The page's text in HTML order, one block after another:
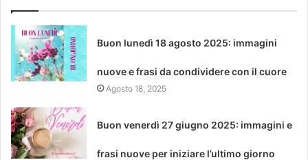
Buon lunedì 18 agosto 2025: immagini
nuove e frasi da condividere con il cuore
Agosto 18, 2025
Buon venerdì 27 giugno 2025: immagini e
frasi nuove per iniziare l’ultimo giorno